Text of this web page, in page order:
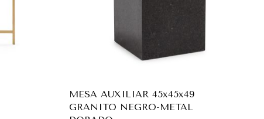
MESA AUXILIAR 45x45x49
GRANITO NEGRO-METAL